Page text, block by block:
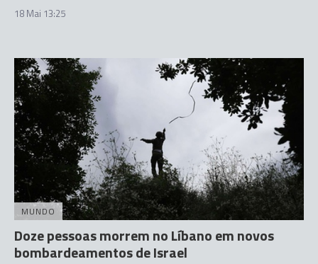
18 Mai 13:25
MUNDO
Doze pessoas morrem no Líbano em novos
bombardeamentos de Israel